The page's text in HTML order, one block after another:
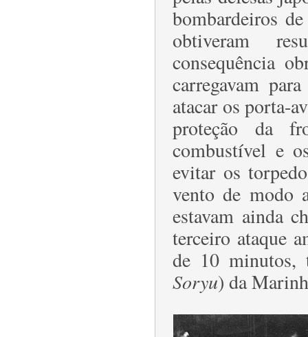
bombardeiros
obtiveram
consequência
carregavam
atacar os porta-
proteção da
combustível e
evitar os
vento de modo
estavam ainda
terceiro ataque
de 10 minutos,
Soryu) da